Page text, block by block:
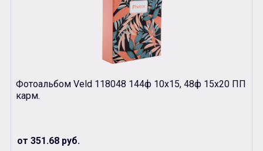
Фотоальбом Veld 118048 144ф 10х15, 48ф 15х20 ПП
карм.
от 351.68 руб.